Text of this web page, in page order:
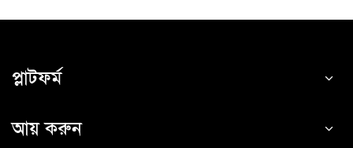
প্লাটফর্ম
আয় করুন